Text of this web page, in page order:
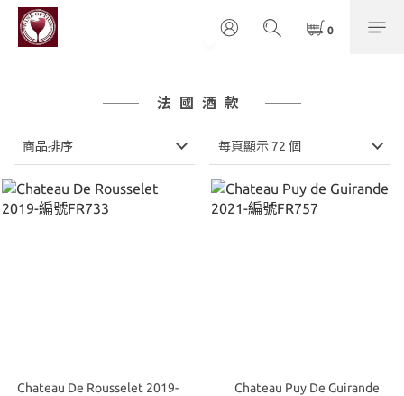
法國酒款
商品排序 每頁顯示 72 個
Chateau De Rousselet 2019-
Chateau Puy De Guirande